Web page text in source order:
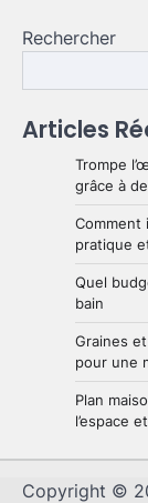
Rechercher
Articles
Trompe
grâce à
Comment
pratique
Quel
bain
Graines
pour une
Plan
l’espace
Copyright ©